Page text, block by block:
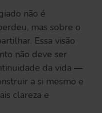
não é
mas sobre o
Essa visão
não deve ser
da vida —
a si mesmo e
clareza e